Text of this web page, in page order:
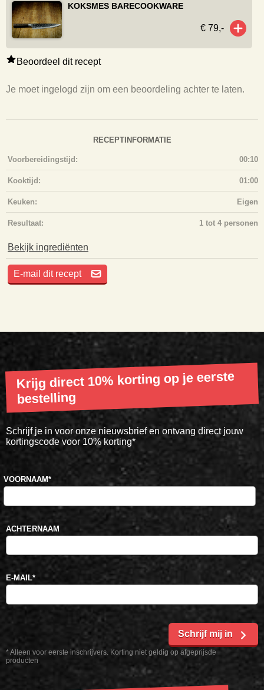
Beoordeel dit recept
Je moet ingelogd zijn om een beoordeling achter te laten.
RECEPTINFORMATIE
Voorbereidingstijd: 00:10
Kooktijd: 01:00
Keuken: Eigen
Resultaat: 1 tot 4 personen
Bekijk ingrediënten
E-mail dit recept
KOKSMES BARECOOKWARE
€ 79,-
Krijg direct 10% korting op je eerste
bestelling
Schrijf je in voor onze nieuwsbrief en ontvang direct jouw
kortingscode voor 10% korting*
* Alleen voor eerste inschrijvers. Korting niet geldig op afgeprijsde
producten
VOORNAAM*
ACHTERNAAM
E-MAIL*
Schrijf mij in